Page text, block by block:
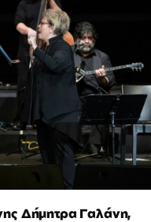
Δήμητρα Γαλάνη,